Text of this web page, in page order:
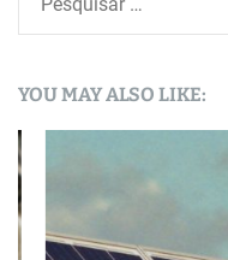
u
i
s
a
r
YOU MAY ALSO LIKE: